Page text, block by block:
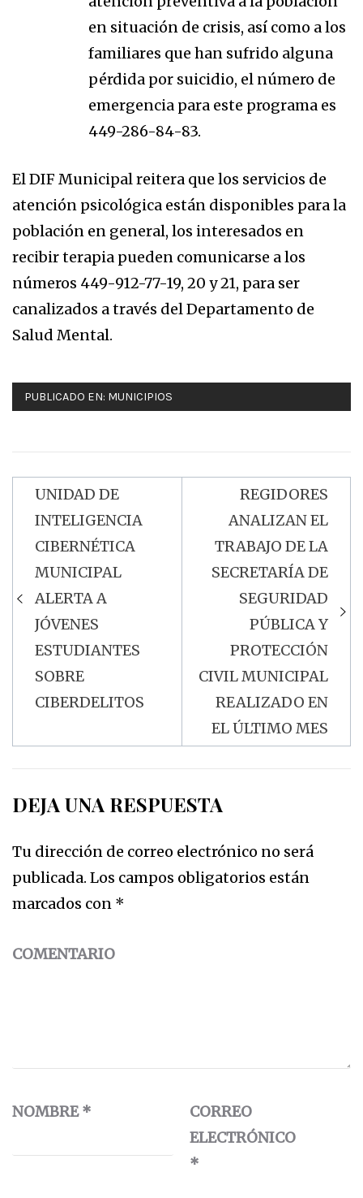
en situación de crisis, así como a los
familiares que han sufrido alguna
pérdida por suicidio, el número de
emergencia para este programa es
449-286-84-83.
El DIF Municipal reitera que los servicios de
atención psicológica están disponibles para la
población en general, los interesados en
recibir terapia pueden comunicarse a los
números 449-912-77-19, 20 y 21, para ser
canalizados a través del Departamento de
Salud Mental.
PUBLICADO EN: MUNICIPIOS
Navegación
de
entradas
UNIDAD DE
INTELIGENCIA
CIBERNÉTICA
MUNICIPAL
ALERTA A
JÓVENES
ESTUDIANTES
SOBRE
CIBERDELITOS
REGIDORES
ANALIZAN EL
TRABAJO DE LA
SECRETARÍA DE
SEGURIDAD
PÚBLICA Y
PROTECCIÓN
CIVIL MUNICIPAL
REALIZADO EN
EL ÚLTIMO MES
DEJA UNA RESPUESTA
Tu dirección de correo electrónico no será
publicada. Los campos obligatorios están
marcados con *
COMENTARIO
NOMBRE*
CORREO
ELECTRÓNICO
*